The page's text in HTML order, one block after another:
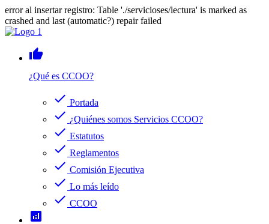
error al insertar registro: Table './servicioses/lectura' is marked as
crashed and last (automatic?) repair failed
thumb_up
¿Qué es CCOO?
check Portada
check ¿Quiénes somos Servicios CCOO?
check Estatutos
check Reglamentos
check Comisión Ejecutiva
check Lo más leído
check CCOO
analytics